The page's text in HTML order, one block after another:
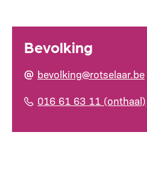
Bevolking
bevolking@rotselaar.be
016 61 63 11 (onthaal)